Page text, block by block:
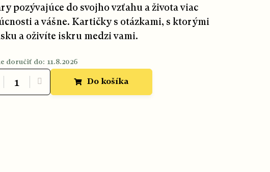
pozývajúce do svojho vzťahu a života viac
a vášne. Kartičky s otázkami, s ktorými
a oživíte iskru medzi vami.
doručiť do: 11.8.2026
Do košíka